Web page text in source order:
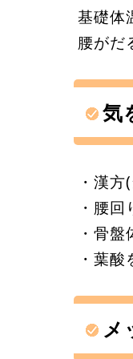
基礎体
腰がだ
気
・漢
・腰
・骨
・葉酸
メ